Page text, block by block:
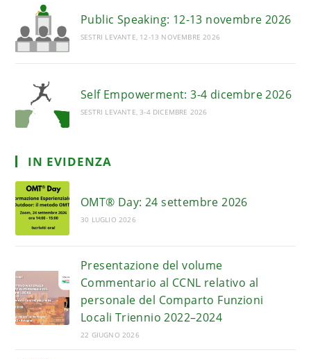
Public Speaking: 12-13 novembre 2026
SESTRI LEVANTE, 12-13 NOVEMBRE 2026
Self Empowerment: 3-4 dicembre 2026
SESTRI LEVANTE, 3-4 DICEMBRE 2026
IN EVIDENZA
OMT® Day: 24 settembre 2026
30 LUGLIO 2026
Presentazione del volume
Commentario al CCNL relativo al
personale del Comparto Funzioni
Locali Triennio 2022–2024
22 GIUGNO 2026